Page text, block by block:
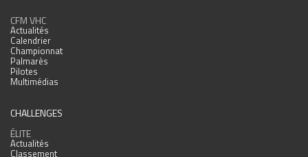
CFM VHC
Actualités
Calendrier
Championnat
Palmarès
Pilotes
Multimédias
CHALLENGES
ÉLITE
Actualités
Classement